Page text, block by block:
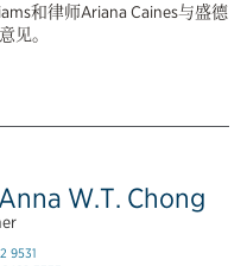
和律师Ariana Caines与盛德
见。
W.T. Chong
9531